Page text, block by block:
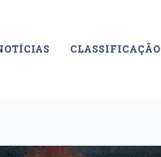
CLASSIFICAÇÃO